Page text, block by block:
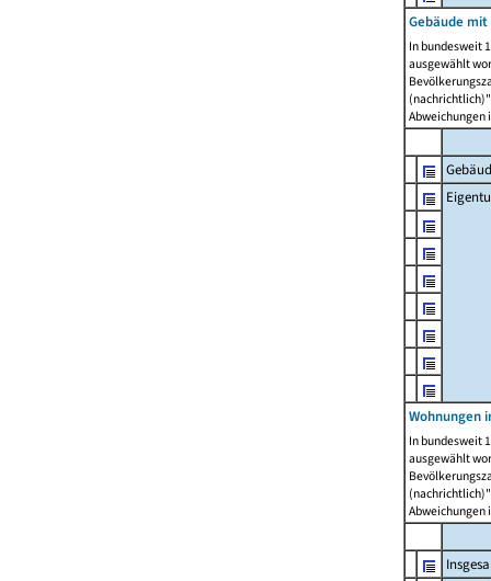
Gebäude
In bundesweit
ausgewählt
Abweichungen
Wohnungen
In bundesweit
ausgewählt
Abweichungen